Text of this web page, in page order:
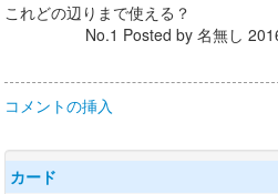
これどの辺りまで使える？
No.1 Posted by 名無し
コメントの挿入
カード